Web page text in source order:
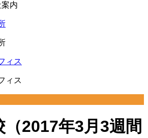
内
ィス
ィス
（2017年3月3週間